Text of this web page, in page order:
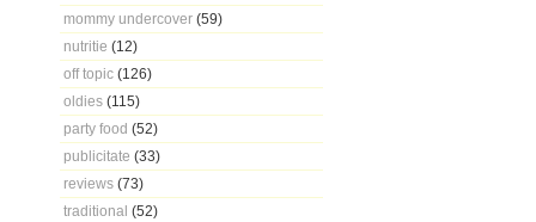
mommy undercover (59)
nutritie (12)
off topic (126)
oldies (115)
party food (52)
publicitate (33)
reviews (73)
traditional (52)